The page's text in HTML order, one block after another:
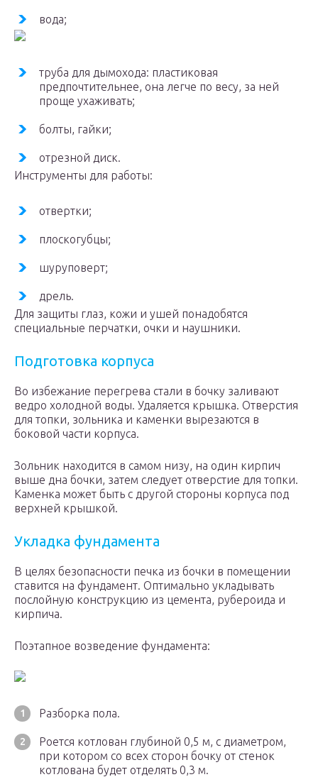
вода;
труба для дымохода: пластиковая
предпочтительнее, она легче по весу, за ней
проще ухаживать;
болты, гайки;
отрезной диск.
Инструменты для работы:
отвертки;
плоскогубцы;
шуруповерт;
дрель.
Для защиты глаз, кожи и ушей понадобятся
специальные перчатки, очки и наушники.
Подготовка корпуса
Во избежание перегрева стали в бочку заливают
ведро холодной воды. Удаляется крышка. Отверстия
для топки, зольника и каменки вырезаются в
боковой части корпуса.
Зольник находится в самом низу, на один кирпич
выше дна бочки, затем следует отверстие для топки.
Каменка может быть с другой стороны корпуса под
верхней крышкой.
Укладка фундамента
В целях безопасности печка из бочки в помещении
ставится на фундамент. Оптимально укладывать
послойную конструкцию из цемента, рубероида и
кирпича.
Поэтапное возведение фундамента:
Разборка пола.
Роется котлован глубиной 0,5 м, с диаметром,
при котором со всех сторон бочку от стенок
котлована будет отделять 0,3 м.